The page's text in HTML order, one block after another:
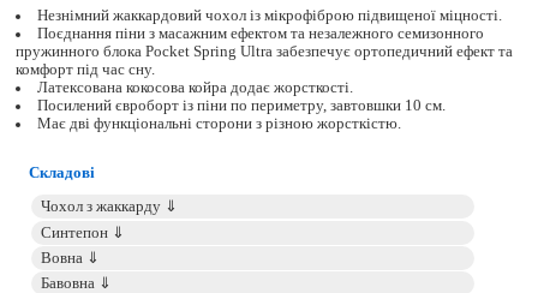
Незнімний жаккардовий чохол із мікрофіброю підвищеної міцності.
Поєднання піни з масажним ефектом та незалежного семизонного
пружинного блока Pocket Spring Ultra забезпечує ортопедичний ефект та
комфорт під час сну.
Латексована кокосова койра додає жорсткості.
Посилений євроборт із піни по периметру, завтовшки 10 см.
Має дві функціональні сторони з різною жорсткістю.
Складові